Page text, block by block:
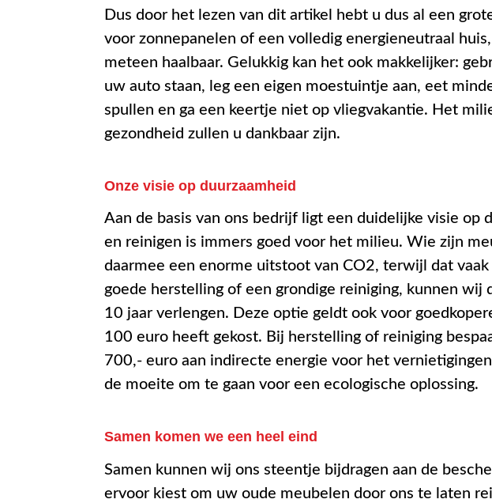
Dus door het lezen van dit artikel hebt u dus al een
voor zonnepanelen of een volledig energieneutraal
meteen haalbaar. Gelukkig kan het ook makkelijker:
uw auto staan, leg een eigen moestuintje aan, eet
spullen en ga een keertje niet op vliegvakantie. Het
gezondheid zullen u dankbaar zijn.
Onze visie op duurzaamheid
Aan de basis van ons bedrijf ligt een duidelijke visie op
en reinigen is immers goed voor het milieu. Wie zijn
daarmee een enorme uitstoot van CO2, terwijl dat
goede herstelling of een grondige reiniging, kunnen wij
10 jaar verlengen. Deze optie geldt ook voor
100 euro heeft gekost. Bij herstelling of reiniging
700,- euro aan indirecte energie voor het
de moeite om te gaan voor een ecologische oplossing.
Samen komen we een heel eind
Samen kunnen wij ons steentje bijdragen aan de
ervoor kiest om uw oude meubelen door ons te laten